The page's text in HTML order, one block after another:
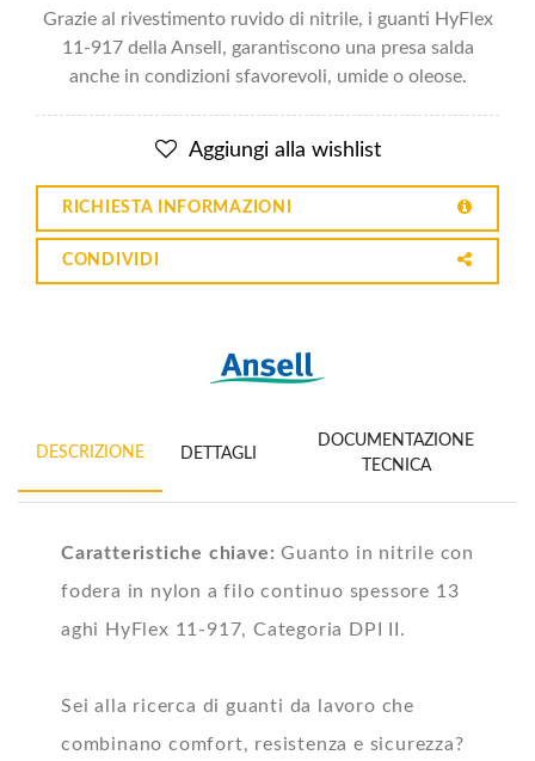
Grazie al rivestimento ruvido di nitrile, i guanti HyFlex
11-917 della Ansell, garantiscono una presa salda
anche in condizioni sfavorevoli, umide o oleose.
Aggiungi alla wishlist
RICHIESTA INFORMAZIONI
CONDIVIDI
DESCRIZIONE DETTAGLI
DOCUMENTAZIONE
TECNICA
Caratteristiche chiave:Guanto in nitrile con
fodera in nylon a filo continuo spessore 13
aghi HyFlex 11-917, Categoria DPI II.
Sei alla ricerca di guanti da lavoro che
combinano comfort, resistenza e sicurezza?